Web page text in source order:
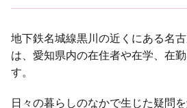
地下鉄名城線黒川の近くにある名
は、愛知県内の在住者や在学、在
す。
日々の暮らしのなかで生じた疑問